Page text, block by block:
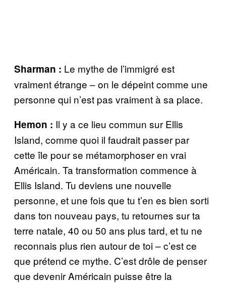
Sharman : Le mythe de l’immigré est
vraiment étrange – on le dépeint comme une
personne qui n’est pas vraiment à sa place.
Hemon : Il y a ce lieu commun sur Ellis
Island, comme quoi il faudrait passer par
cette île pour se métamorphoser en vrai
Américain. Ta transformation commence à
Ellis Island. Tu deviens une nouvelle
personne, et une fois que tu t’en es bien sorti
dans ton nouveau pays, tu retournes sur ta
terre natale, 40 ou 50 ans plus tard, et tu ne
reconnais plus rien autour de toi – c’est ce
que prétend ce mythe. C’est drôle de penser
que devenir Américain puisse être la